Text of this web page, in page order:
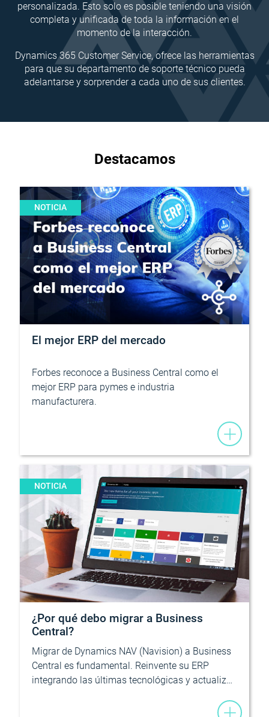
personalizada. Esto solo es posible teniendo una visión
completa y unificada de toda la información en el
momento de la interacción.
Dynamics 365 Customer Service, ofrece las herramientas
para que su departamento de soporte técnico pueda
adelantarse y sorprender a cada uno de sus clientes.
Destacamos
NOTICIA
El mejor ERP del mercado
Forbes reconoce a Business Central como el
mejor ERP para pymes e industria
manufacturera.
NOTICIA
¿Por qué debo migrar a Business
Central?
Migrar de Dynamics NAV (Navision) a Business
Central es fundamental. Reinvente su ERP
integrando las últimas tecnológicas y actualiz…